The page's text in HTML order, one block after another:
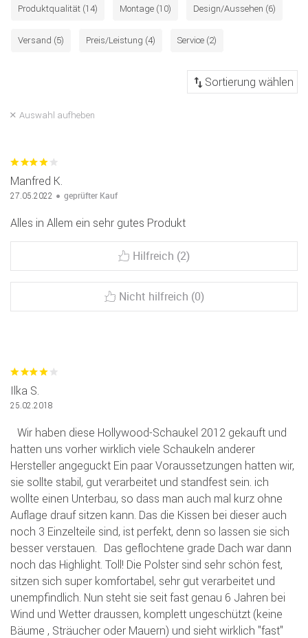
Produktqualität (14) Montage (10) Design/Aussehen (6)
Versand (5) Preis/Leistung (4) Service (2)
Auswahl aufheben
Manfred K.
27.05.2022 geprüfter Kauf
Alles in Allem ein sehr gutes Produkt
Hilfreich (2)
Nicht hilfreich (0)
Ilka S.
25.02.2018
Wir haben diese Hollywood-Schaukel 2012 gekauft und
hatten uns vorher wirklich viele Schaukeln anderer
Hersteller angeguckt Ein paar Voraussetzungen hatten wir,
sie sollte stabil, gut verarbeitet und standfest sein. ich
wollte einen Unterbau, so dass man auch mal kurz ohne
Auflage drauf sitzen kann. Das die Kissen bei dieser auch
noch 3 Einzelteile sind, ist perfekt, denn so lassen sie sich
besser verstauen. Das geflochtene grade Dach war dann
noch das Highlight. Toll! Die Polster sind sehr schön fest,
sitzen sich super komfortabel, sehr gut verarbeitet und
unempfindlich. Nun steht sie seit fast genau 6 Jahren bei
Wind und Wetter draussen, komplett ungeschützt (keine
Bäume , Sträucher oder Mauern) und sieht wirklich "fast"